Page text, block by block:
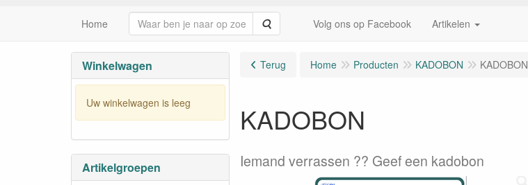
Home Zoeken Volg ons op Facebook Artikelen
Winkelwagen
Uw winkelwagen is leeg
Artikelgroepen
Terug Home Producten KADOBON KADOBON
KADOBON
Iemand verrassen ?? Geef een kadobon